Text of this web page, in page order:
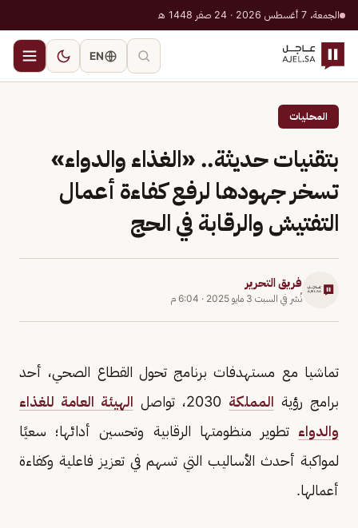
الجمعة، 7 أغسطس 2026 · 24 صفر 1448 هـ
EN
المحليات
بتقنيات حديثة.. «الغذاء والدواء»
تسخر جهودها لرفع كفاءة أعمال
التفتيش والرقابة في الحج
فريق التحرير
نُشر في السبت 3 مايو 2025 · 6:04 م
تماشيا مع مستهدفات برنامج تحول القطاع الصحي، أحد
برامج رؤية المملكة
الهيئة العامة للغذاء
والدواء تطوير منظومتها الرقابية وتحسين أدائها؛ سعيًا
لمواكبة أحدث الأساليب التي تسهم في تعزيز فاعلية وكفاءة
أعمالها.